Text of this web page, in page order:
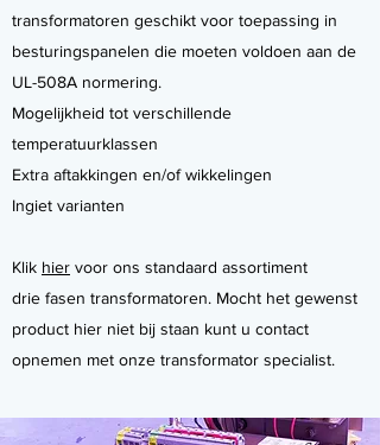
transformatoren geschikt voor toepassing in
besturingspanelen die moeten voldoen aan de
UL-508A normering.
Mogelijkheid tot verschillende
temperatuurklassen
Extra aftakkingen en/of wikkelingen
Ingiet varianten
Klik hier voor ons standaard assortiment
drie fasen transformatoren. Mocht het gewenst
product hier niet bij staan kunt u contact
opnemen met onze transformator specialist.